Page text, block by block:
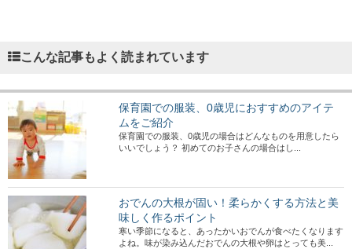
こんな記事もよく読まれています
保育園での服装、0歳児におすすめのアイテ
ムをご紹介
保育園での服装、0歳児の場合はどんなものを用意したら
いいでしょう？ 初めてのお子さんの場合はし...
おでんの大根が固い！柔らかくする方法と美
味しく作るポイント
寒い季節になると、あったかいおでんが食べたくなります
よね。味が染み込んだおでんの大根や卵はとっても美...